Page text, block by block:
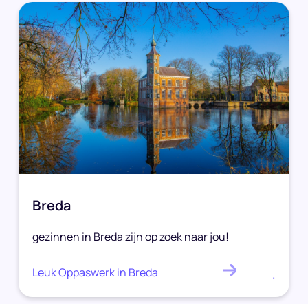
Breda
gezinnen in Breda zijn op zoek naar jou!
Leuk Oppaswerk in Breda .